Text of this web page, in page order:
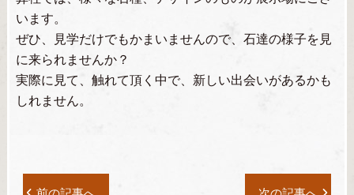
います。
ぜひ、見学だけでもかまいませんので、石達の様子を見
に来られませんか？
実際に見て、触れて頂く中で、新しい出会いがあるかも
しれません。